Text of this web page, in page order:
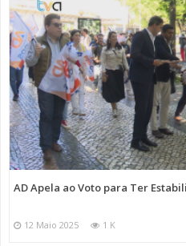
AD Apela ao Voto para Ter
12 Maio 2025 1 K